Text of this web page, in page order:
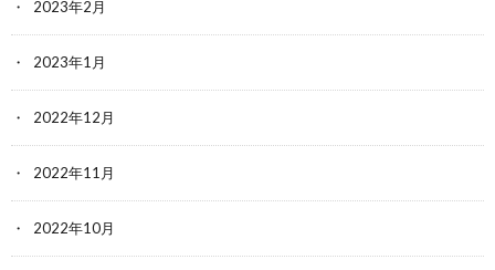
2023年2月
2023年1月
2022年12月
2022年11月
2022年10月